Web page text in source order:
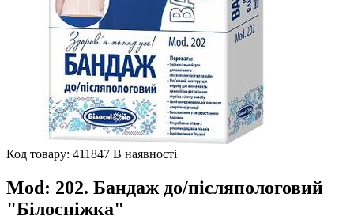
Код товару: 411847 В наявності
Mod: 202. Бандаж до/післяпологовий
"Білосніжка"